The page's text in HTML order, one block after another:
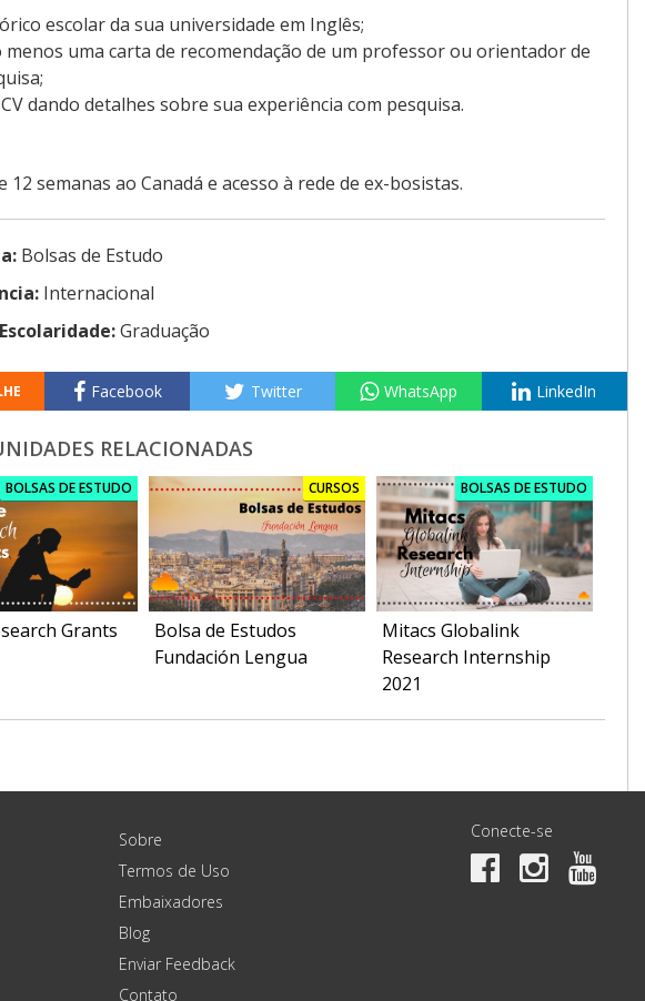
escolar da sua universidade em Inglês;
menos uma carta de recomendação de um professor ou orientador de
dando detalhes sobre sua experiência com pesquisa.
12 semanas ao Canadá e acesso à rede de ex-bosistas.
Bolsas de Estudo
Internacional
Graduação
Facebook Twitter WhatsApp LinkedIn
RELACIONADAS
BOLSAS DE ESTUDO
Grants
CURSOS
Bolsa de Estudos
Fundación Lengua
BOLSAS DE ESTUDO
Mitacs Globalink
Research Internship
2021
Sobre
Termos de Uso
Embaixadores
Blog
Enviar Feedback
Contato
Conecte-se